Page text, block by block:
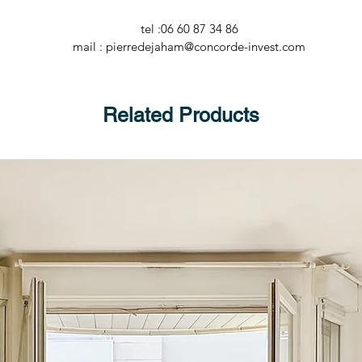
tel :06 60 87 34 86
mail : pierredejaham@concorde-invest.com
Related Products